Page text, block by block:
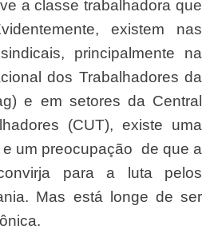
a classe trabalhadora que
existem nas
principalmente na
dos Trabalhadores da
e em setores da Central
(CUT), existe uma
um preocupação de que a
para a luta pelos
Mas está longe de ser